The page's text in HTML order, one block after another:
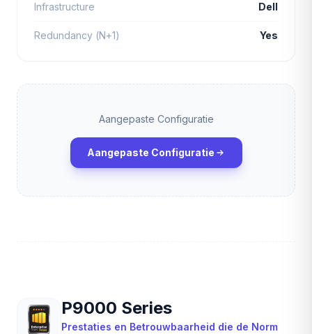
Infrastructure Dell
Redundancy (N+1) Yes
Aangepaste Configuratie
Aangepaste Configuratie
P9000 Series
Prestaties en Betrouwbaarheid die de Norm